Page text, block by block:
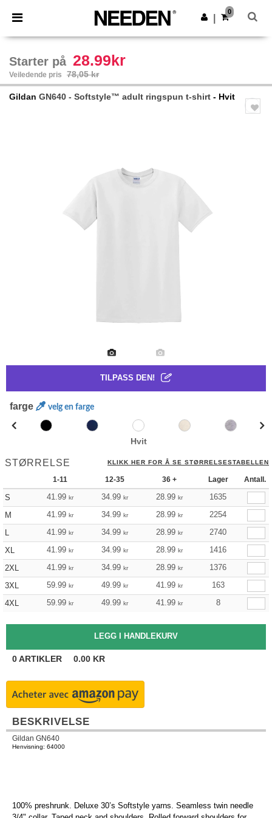
× Needen-app
Bedre priser i appen!
Last ned app
0
TILPASS DEN!
Starter på 28.99kr
Veiledende pris 78,05 kr
Gildan GN640 - Softstyle™ adult ringspun t-shirt - Hvit
farge velg en farge
Hvit
STØRRELSE KLIKK HER FOR Å SE STØRRELSESTABELLEN
1-11 12-35 36 + Lager Antall.
S 41.99 kr 34.99 kr 28.99 kr
1635
M
41.99 kr 34.99 kr 28.99 kr
2254
L
41.99 kr 34.99 kr 28.99 kr
2740
XL
41.99 kr 34.99 kr 28.99 kr
1416
2XL
41.99 kr 34.99 kr 28.99 kr
1376
3XL
59.99 kr 49.99 kr 41.99 kr
163
4XL
59.99 kr 49.99 kr 41.99 kr 8
0ARTIKLER 0.00 KR
BESKRIVELSE
Gildan GN640
Henvisning: 64000
100% preshrunk. Deluxe 30’s Softstyle yarns. Seamless twin needle